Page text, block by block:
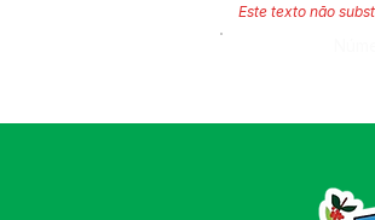
Este texto não